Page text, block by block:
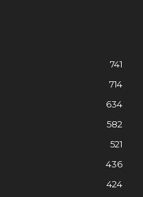
741
714
634
582
521
436
424